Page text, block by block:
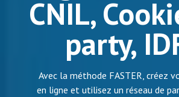
CNIL,
party,
Avec la méthode FASTER, créez
en ligne et utilisez un réseau de